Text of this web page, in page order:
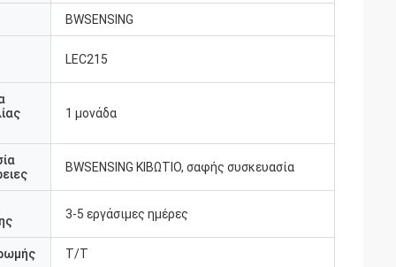
BWSENSING
LEC215
1 μονάδα
BWSENSING ΚΙΒΩΤΙΟ, σαφής συσκευασία
3-5 εργάσιμες ημέρες
T/T